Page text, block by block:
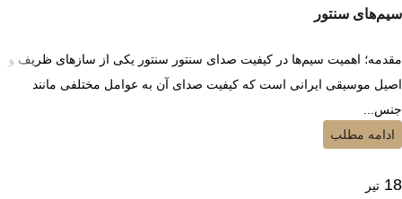
سیم‌های سنتور
مقدمه؛ اهمیت سیم‌ها در کیفیت صدای سنتور سنتور یکی از سازهای ظریف و
اصیل موسیقی ایرانی است که کیفیت صدای آن به عوامل مختلفی مانند
جنس...
ادامه مطلب
18 تیر